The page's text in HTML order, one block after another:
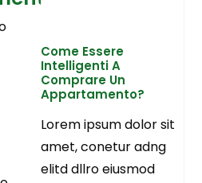
Come Essere
Intelligenti A
Comprare Un
Appartamento?
Lorem ipsum dolor sit
amet, conetur adng
elitd dllro eiusmod